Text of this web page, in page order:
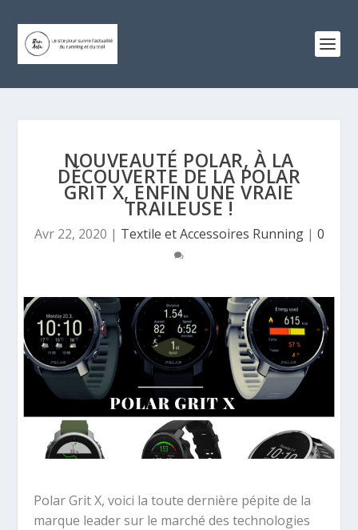
NOUVEAUTÉ POLAR, À LA
DÉCOUVERTE DE LA POLAR
GRIT X, ENFIN UNE VRAIE
TRAILEUSE !
Avr 22, 2020 | Textile et Accessoires Running| 0
Polar Grit X, voici la toute dernière pépite de la
marque leader sur le marché des technologies